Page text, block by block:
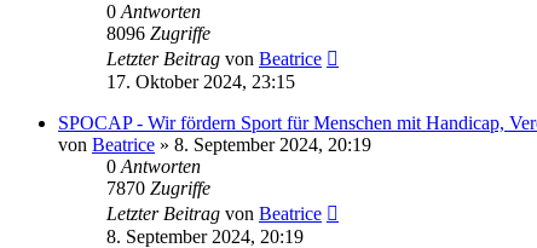
0 Antworten
8096 Zugriffe
Letzter Beitrag von Beatrice
17. Oktober 2024, 23:15
SPOCAP - Wir fördern Sport für Menschen mit Handicap,
von Beatrice » 8. September 2024, 20:19
0 Antworten
7870 Zugriffe
Letzter Beitrag von Beatrice
8. September 2024, 20:19